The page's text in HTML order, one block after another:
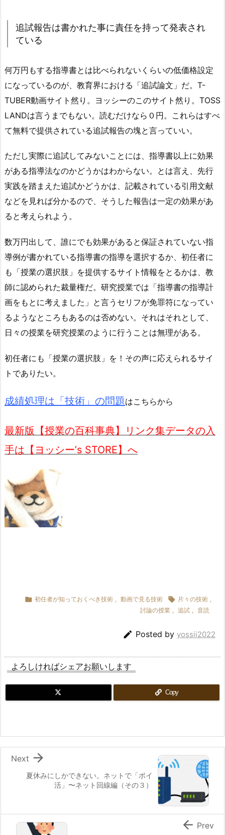
追試報告は書かれた事に責任を持って発表され
ている
何万円もする指導書とは比べられないくらいの低価格設定
になっているのが、教育界における「追試論文」だ。T-
TUBER動画サイト然り。ヨッシーのこのサイト然り。TOSS
LANDは言うまでもない。読むだけなら０円。これらはすべ
て無料で提供されている追試報告の塊と言っていい。
ただし実際に追試してみないことには、指導書以上に効果
がある指導法なのかどうかはわからない。とは言え、先行
実践を踏まえた追試かどうかは、記載されている引用文献
などを見れば分かるので、そうした報告は一定の効果があ
ると考えられよう。
数万円出して、誰にでも効果があると保証されていない指
導例が書かれている指導書の指導を選択するか、初任者に
も「授業の選択肢」を提供するサイト情報をとるかは、教
師に認められた裁量権だ。研究授業では「指導書の指導計
画をもとに考えました」と言うセリフが免罪符になってい
るようなところもあるのは否めない。それはそれとして、
日々の授業を研究授業のように行うことは無理がある。
初任者にも「授業の選択肢」を！その声に応えられるサイ
トでありたい。
成績処理は「技術」の問題はこちらから
最新版【授業の百科事典】リンク集データの入
手は【ヨッシー’s STORE】へ
 初任者が知っておくべき技術 動画で見る技術  片々の技術
討論の授業
追試 音読
 Posted by yossii2022
よろしければシェアお願いします
Copy
夏休みにしかできない。ネットで「ポイ
活」〜ネット回線編（その３）

Next
 Prev